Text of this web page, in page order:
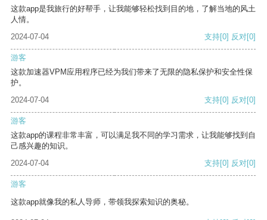
这款app是我旅行的好帮手，让我能够轻松找到目的地，了解当地的风土
人情。
2024-07-04
支持[0] 反对[0]
游客
这款加速器VPM应用程序已经为我们带来了无限的隐私保护和安全性保
护。
2024-07-04
支持[0] 反对[0]
游客
这款app的课程非常丰富，可以满足我不同的学习需求，让我能够找到自
己感兴趣的知识。
2024-07-04
支持[0] 反对[0]
游客
这款app就像我的私人导师，带领我探索知识的奥秘。